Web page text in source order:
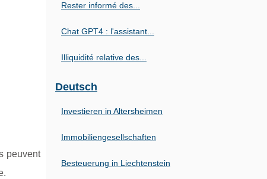
peuvent
Rester informé des...
Chat GPT4 : l'assistant...
Illiquidité relative des...
Deutsch
Investieren in Altersheimen
Immobiliengesellschaften
Besteuerung in Liechtenstein